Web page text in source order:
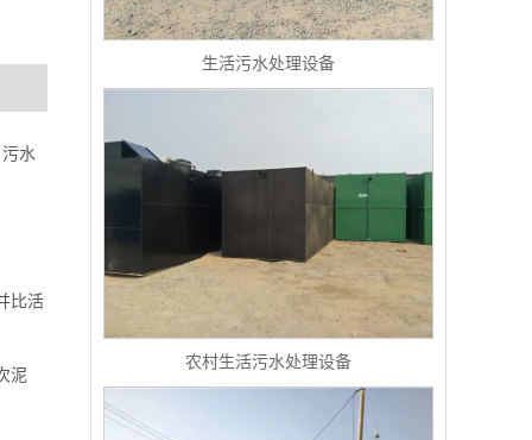
水
比活
泥
生活污水处理设备
农村生活污水处理设备